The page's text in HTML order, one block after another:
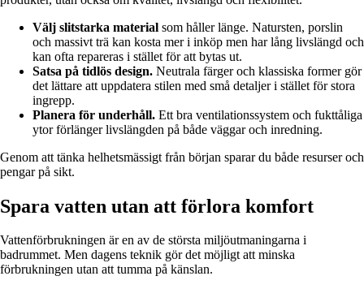
Välj slitstarka material som håller länge. Natursten, porslin
och massivt trä kan kosta mer i inköp men har lång livslängd och
kan ofta repareras i stället för att bytas ut.
Satsa på tidlös design. Neutrala färger och klassiska former gör
det lättare att uppdatera stilen med små detaljer i stället för stora
ingrepp.
Planera för underhåll. Ett bra ventilationssystem och fukttåliga
ytor förlänger livslängden på både väggar och inredning.
Genom att tänka helhetsmässigt från början sparar du både resurser och
pengar på sikt.
Spara vatten utan att förlora komfort
Vattenförbrukningen är en av de största miljöutmaningarna i
badrummet. Men dagens teknik gör det möjligt att minska
förbrukningen utan att tumma på känslan.